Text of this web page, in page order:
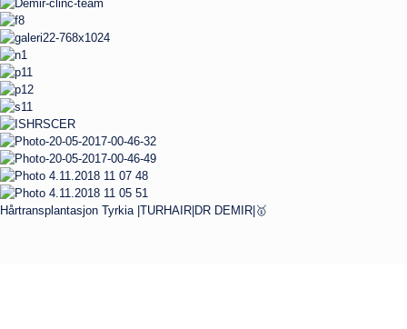
Hårtransplantasjon Tyrkia |TURHAIR|DR DEMIR|🥇